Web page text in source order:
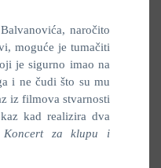
naročito
moguće je tumačiti
je sigurno imao na
i ne čudi što su mu
iz filmova stvarnosti
kad realizira dva
Koncert za klupu i